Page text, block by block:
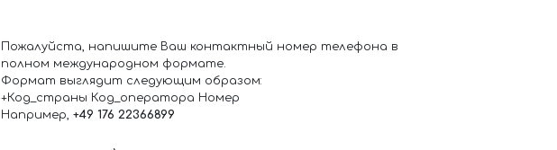
Пожалуйста, напишите Ваш контактный номер телефона в
полном международном формате.
Формат выглядит следующим образом:
+Код_страны Код_оператора Номер
Например, +49 176 22366899